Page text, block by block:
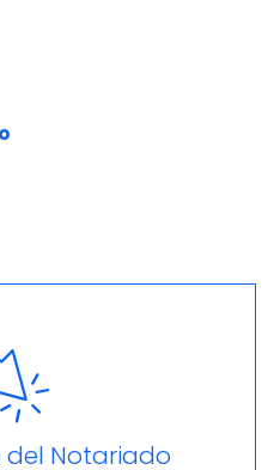
del Notariado